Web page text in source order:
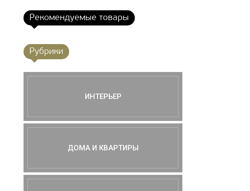
Рекомендуемые товары
Рубрики
ИНТЕРЬЕР
ДОМА И КВАРТИРЫ